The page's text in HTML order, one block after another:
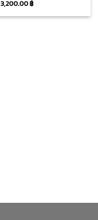
3,200.00฿